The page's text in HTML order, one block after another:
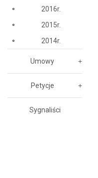
2016r.
2015r.
2014r.
Umowy
Petycje
Sygnaliści